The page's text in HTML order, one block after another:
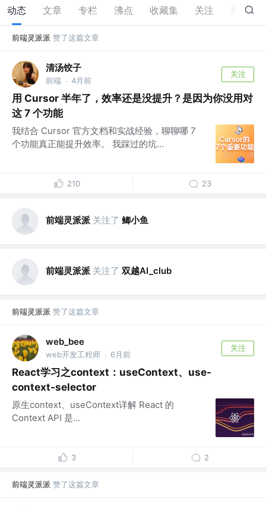
动态 文章 专栏 沸点 收藏集 关注 55
前端灵派派 赞了这篇文章
清汤饺子
前端 · 4月前
关注
用 Cursor 半年了，效率还是没提升？是因为你没用对
这 7 个功能
我结合 Cursor 官方文档和实战经验，聊聊哪 7
个功能真正能提升效率。 我踩过的坑...
210 23
前端灵派派 关注了 鲫小鱼
前端灵派派 关注了 双越AI_club
前端灵派派 赞了这篇文章
web_bee
web开发工程师 · 6月前
关注
React学习之context：useContext、use-
context-selector
原生context、useContext详解 React 的
Context API 是...
3 2
前端灵派派 赞了这篇文章